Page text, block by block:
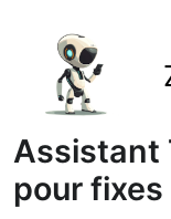
Assistant
pour